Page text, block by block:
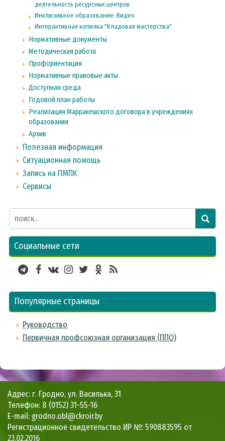
деятельность ресурсных центров
Инклюзивное образование. Видео
Интерактивная копилка "Кладовая мастерства"
Нормативные документы
Методическая работа
Профориентация
Нормативные правовые акты
Доступная среда
Годовой план работы
Реализация Марракешского договора в учреждениях
образования
Архив
Полезная информация
Ситуационная помощь
Запись на ПМПК
Сервисы
Социальные сети
Популярные страницы
Руководство
Первичная профсоюзная организация (ППО)
Адрес: г. Гродно, ул. Василька, 31
Телефон: 8 (0152) 31-55-16
E-mail: grodno.obl@ckroir.by
Регистрационное свидетельство ИР №: 590883595 от
23.02.2016